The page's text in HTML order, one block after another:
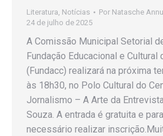
Literatura, Notícias Por Natasche
24 de julho de 2025
A Comissão Municipal Setorial
Fundação Educacional e Cultural
(Fundacc) realizará na próxima
às 18h30, no Polo Cultural do
Jornalismo – A Arte da
Souza. A entrada é gratuita e
necessário realizar